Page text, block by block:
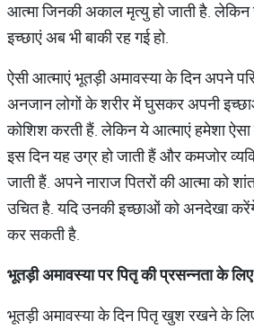
आत्मा जिनकी अकाल मृत्यु हो जाती है.
इच्छाएं अब भी बाकी रह गई हो.
ऐसी आत्माएं भूतड़ी अमावस्या के दिन अपने
अनजान लोगों के शरीर में घुसकर अपनी
कोशिश करती हैं. लेकिन ये आत्माएं हमेशा ऐसा
इस दिन यह उग्र हो जाती हैं और कमजोर
जाती हैं. अपने नाराज पितरों की आत्मा को
उचित है. यदि उनकी इच्छाओं को अनदेखा
कर सकती है.
भूतड़ीअमावस्यापरपितृकीप्रसन्नताकेलिए
भूतड़ी अमावस्या के दिन प‍ितृ खुश रखने के